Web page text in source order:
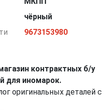
чёрный
9673153980
контрактных б/у
для иномарок.
оригинальных деталей с